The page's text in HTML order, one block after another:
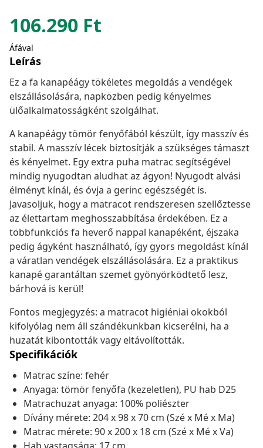
106.290 Ft
Áfával
Leírás
Ez a fa kanapéágy tökéletes megoldás a vendégek
elszállásolására, napközben pedig kényelmes
ülőalkalmatosságként szolgálhat.
A kanapéágy tömör fenyőfából készült, így masszív és
stabil. A masszív lécek biztosítják a szükséges támaszt
és kényelmet. Egy extra puha matrac segítségével
mindig nyugodtan aludhat az ágyon! Nyugodt alvási
élményt kínál, és óvja a gerinc egészségét is.
Javasoljuk, hogy a matracot rendszeresen szellőztesse
az élettartam meghosszabbítása érdekében. Ez a
többfunkciós fa heverő nappal kanapéként, éjszaka
pedig ágyként használható, így gyors megoldást kínál
a váratlan vendégek elszállásolására. Ez a praktikus
kanapé garantáltan szemet gyönyörködtető lesz,
bárhová is kerül!
Fontos megjegyzés: a matracot higiéniai okokból
kifolyólag nem áll szándékunkban kicserélni, ha a
huzatát kibontották vagy eltávolították.
Specifikációk
Matrac színe: fehér
Anyaga: tömör fenyőfa (kezeletlen), PU hab D25
Matrachuzat anyaga: 100% poliészter
Dívány mérete: 204 x 98 x 70 cm (Szé x Mé x Ma)
Matrac mérete: 90 x 200 x 18 cm (Szé x Mé x Va)